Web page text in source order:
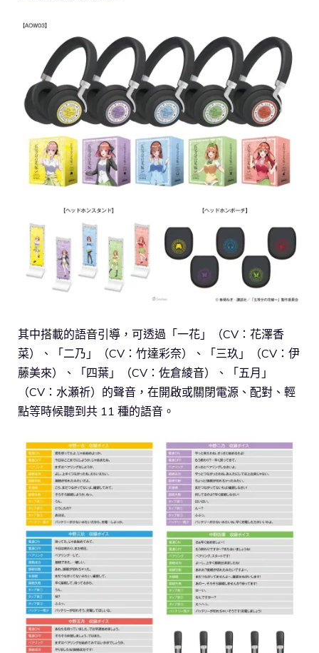
其中搭載的語音引導，可透過「一花」（CV：花澤香
菜）、「二乃」（CV：竹達彩奈）、「三玖」（CV：伊
藤美來）、「四葉」（CV：佐倉綾音）、「五月」
（CV：水瀬祈）的聲音，在開啟或關閉電源、配對、輕
點等時候聽到共 11 種的語音。